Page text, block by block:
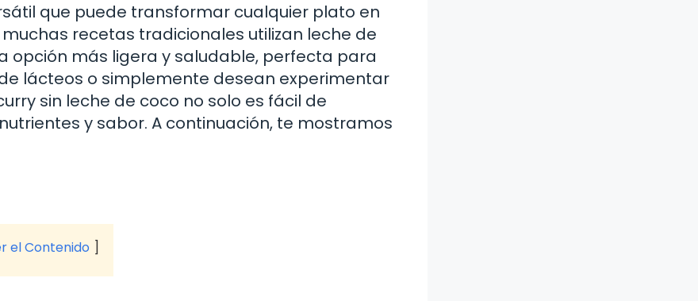
que puede transformar cualquier plato en
recetas tradicionales utilizan leche de
opción más ligera y saludable, perfecta para
lácteos o simplemente desean experimentar
sin leche de coco no solo es fácil de
y sabor. A continuación, te mostramos
el Contenido